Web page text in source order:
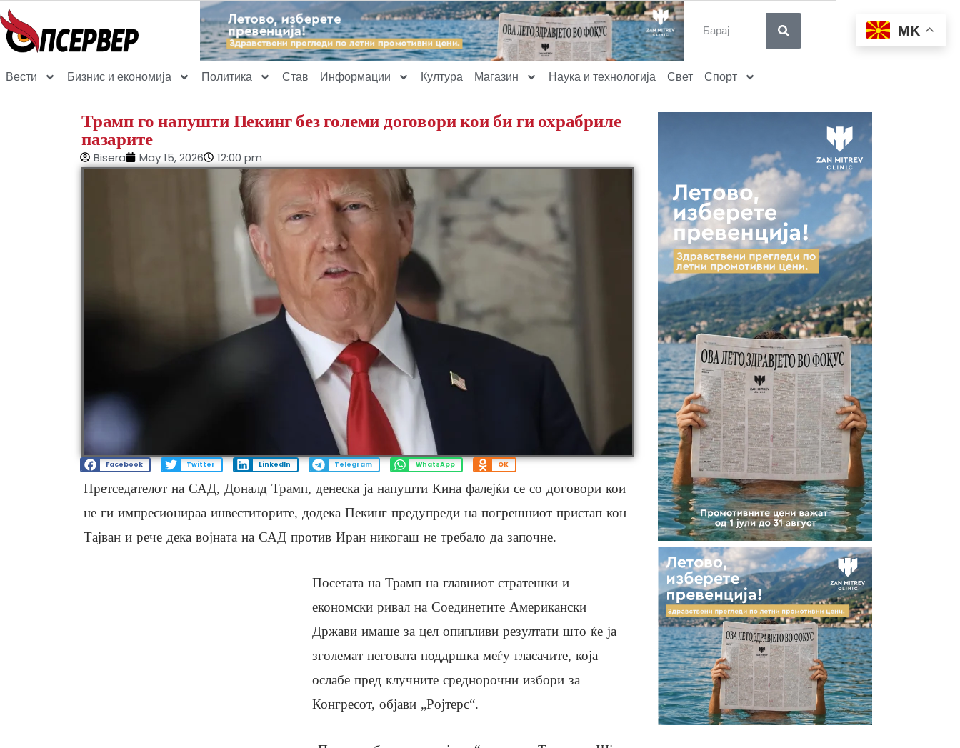
Вести Бизнис и економија Политика Став Информации Култура Магазин Наука и технологија Свет Спорт
Трамп го напушти Пекинг без големи договори кои би ги охрабриле
пазарите
Bisera May 15, 2026 12:00 pm
Facebook Twitter LinkedIn Telegram WhatsApp OK
Претседателот на САД, Доналд Трамп, денеска ја напушти Кина фалејќи се со договори кои
не ги импресионираа инвеститорите, додека Пекинг предупреди на погрешниот пристап кон
Тајван и рече дека војната на САД против Иран никогаш не требало да започне.
Посетата на Трамп на главниот стратешки и
економски ривал на Соединетите Американски
Држави имаше за цел опипливи резултати што ќе ја
зголемат неговата поддршка меѓу гласачите, која
ослабе пред клучните среднорочни избори за
Конгресот, објави „Ројтерс“.
MK